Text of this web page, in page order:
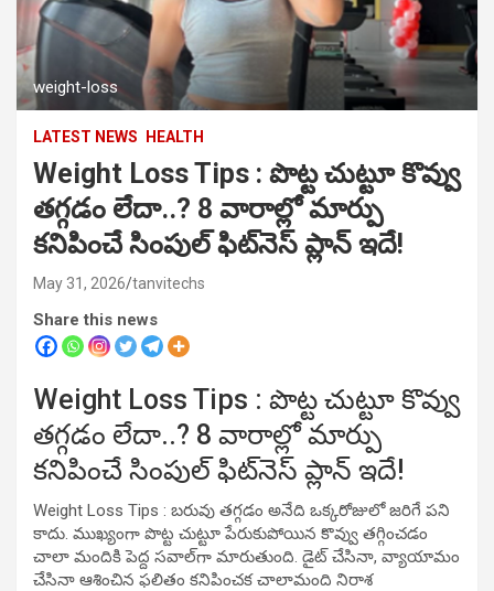
weight-loss
LATEST NEWS HEALTH
Weight Loss Tips : పొట్ట చుట్టూ కొవ్వు
తగ్గడం లేదా..? 8 వారాల్లో మార్పు
కనిపించే సింపుల్ ఫిట్‌నెస్ ప్లాన్ ఇదే!
May 31, 2026 tanvitechs
Share this news
Weight Loss Tips : పొట్ట చుట్టూ కొవ్వు
తగ్గడం లేదా..? 8 వారాల్లో మార్పు
కనిపించే సింపుల్ ఫిట్‌నెస్ ప్లాన్ ఇదే!
Weight Loss Tips : బరువు తగ్గడం అనేది ఒక్కరోజులో జరిగే పని
కాదు. ముఖ్యంగా పొట్ట చుట్టూ పేరుకుపోయిన కొవ్వు తగ్గించడం
చాలా మందికి పెద్ద సవాల్‌గా మారుతుంది. డైట్ చేసినా, వ్యాయామం
చేసినా ఆశించిన ఫలితం కనిపించక చాలామంది నిరాశ